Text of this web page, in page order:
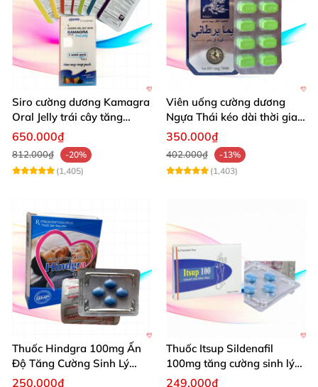
Siro cường dương Kamagra
Oral Jelly trái cây tăng
cường sinh lý nam
650.000₫
812.000₫
-20%
(1,405)
Viên uống cường dương
Ngựa Thái kéo dài thời gian
quan hệ
350.000₫
402.000₫
-13%
(1,403)
Thuốc Hindgra 100mg Ấn
Độ Tăng Cường Sinh Lý
Nam Hiệu Quả
250.000₫
Thuốc Itsup Sildenafil
100mg tăng cường sinh lý
kéo dài thời gian cho nam
249.000₫